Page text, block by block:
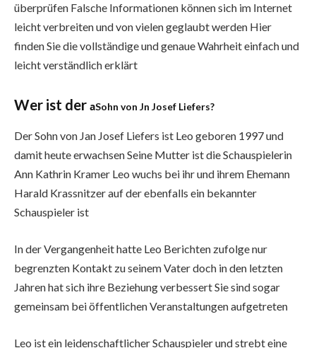
überprüfen Falsche Informationen können sich im Internet
leicht verbreiten und von vielen geglaubt werden Hier
finden Sie die vollständige und genaue Wahrheit einfach und
leicht verständlich erklärt
Wer ist der aSohn von Jn Josef Liefers?
Der Sohn von Jan Josef Liefers ist Leo geboren 1997 und
damit heute erwachsen Seine Mutter ist die Schauspielerin
Ann Kathrin Kramer Leo wuchs bei ihr und ihrem Ehemann
Harald Krassnitzer auf der ebenfalls ein bekannter
Schauspieler ist
In der Vergangenheit hatte Leo Berichten zufolge nur
begrenzten Kontakt zu seinem Vater doch in den letzten
Jahren hat sich ihre Beziehung verbessert Sie sind sogar
gemeinsam bei öffentlichen Veranstaltungen aufgetreten
Leo ist ein leidenschaftlicher Schauspieler und strebt eine